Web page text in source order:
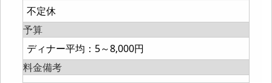
不定休
予算
ディナー平均：5～8,000円
料金備考